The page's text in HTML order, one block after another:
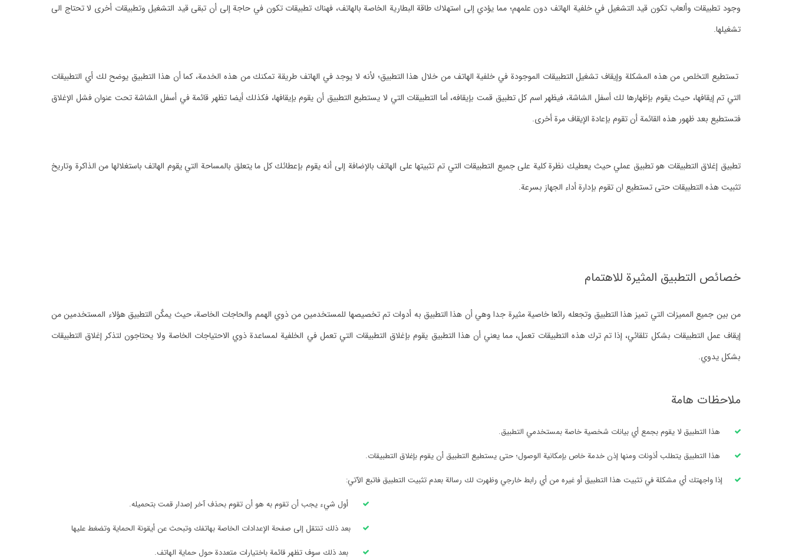
وجود تطبيقات وألعاب تكون قيد التشغيل في خلفية الهاتف دون علمهم؛ مما يؤدي إلى استهلاك طاقة البطارية الخاصة بالهاتف، فهناك تطبيقات تكون في حاجة إلى أن تبقى قيد التشغيل وتطبيقات أخرى لا تحتاج الى
تشغيلها.
تستطيع التخلص من هذه المشكلة وإيقاف تشغيل التطبيقات الموجودة في خلفية الهاتف من خلال هذا التطبيق؛ لأنه لا يوجد في الهاتف طريقة تمكنك من هذه الخدمة، كما أن هذا التطبيق يوضح لك أي التطبيقات
التي تم إيقافها، حيث يقوم بإظهارها لك أسفل الشاشة، فيظهر اسم كل تطبيق قمت بإيقافه، أما التطبيقات التي لا يستطيع التطبيق أن يقوم بإيقافها، فكذلك أيضا تظهر قائمة في أسفل الشاشة تحت عنوان فشل الإغلاق
فتستطيع بعد ظهور هذه القائمة أن تقوم بإعادة الإيقاف مرة أخرى.
تطبيق إغلاق التطبيقات هو تطبيق عملي حيث يعطيك نظرة كلية على جميع التطبيقات التي تم تثبيتها على الهاتف بالإضافة إلى أنه يقوم بإعطائك كل ما يتعلق بالمساحة التي يقوم الهاتف باستغلالها من الذاكرة وتاريخ
تثبيت هذه التطبيقات حتى تستطيع ان تقوم بإدارة أداء الجهاز بسرعة.
خصائص التطبيق المثيرة للاهتمام
من بين جميع المميزات التي تميز هذا التطبيق وتجعله رائعا خاصية مثيرة جدا وهي أن هذا التطبيق به أدوات تم تخصيصها للمستخدمين من ذوي الهمم والحاجات الخاصة، حيث يمكٌن التطبيق هؤلاء المستخدمين من
إيقاف عمل التطبيقات بشكل تلقائي، إذا تم ترك هذه التطبيقات تعمل، مما يعني أن هذا التطبيق يقوم بإغلاق التطبيقات التي تعمل في الخلفية لمساعدة ذوي الاحتياجات الخاصة ولا يحتاجون لتذكر إغلاق التطبيقات
بشكل يدوي.
ملاحظات هامة
هذا التطبيق لا يقوم بجمع أي بيانات شخصية خاصة بمستخدمي التطبيق.
هذا التطبيق يتطلب أذونات ومنها إذن خدمة خاص بإمكانية الوصول؛ حتى يستطيع التطبيق أن يقوم بإغلاق التطبيقات.
إذا واجهتك أي مشكلة في تثبيت هذا التطبيق أو غيره من أي رابط خارجي وظهرت لك رسالة بعدم تثبيت التطبيق فاتبع الآتي:
أول شيء يجب أن تقوم به هو أن تقوم بحذف آخر إصدار قمت بتحميله.
بعد ذلك تنتقل إلى صفحة الإعدادات الخاصة بهاتفك وتبحث عن أيقونة الحماية وتضغط عليها
بعد ذلك سوف تظهر قائمة باختيارات متعددة حول حماية الهاتف.